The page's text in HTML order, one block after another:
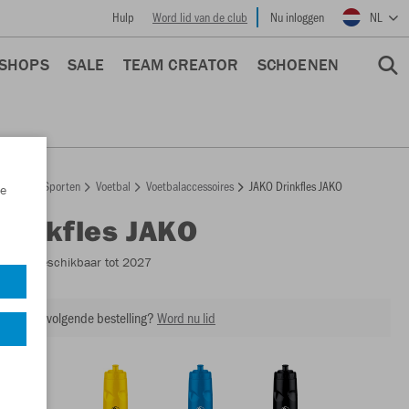
Hulp Word lid van de club Nu inloggen NL
SALE TEAM CREATOR SCHOENEN
Sporten Voetbal Voetbalaccessoires JAKO Drinkfles JAKO
Drinkfles JAKO
- Beschikbaar tot 2027
op je volgende bestelling?Word nu lid